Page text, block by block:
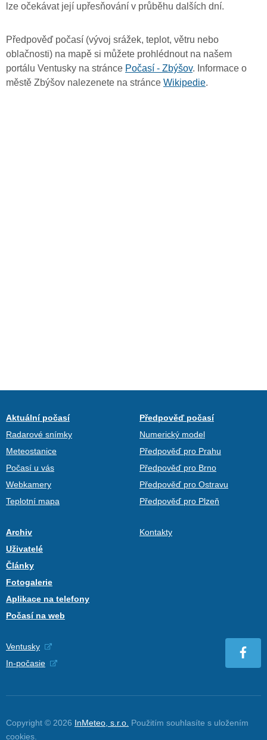
lze očekávat její upřesňování v průběhu dalších dní.
Předpověď počasí (vývoj srážek, teplot, větru nebo
oblačnosti) na mapě si můžete prohlédnout na našem
portálu Ventusky na stránce Počasí - Zbýšov. Informace o
městě Zbýšov nalezenete na stránce Wikipedie.
Aktuální počasí
Radarové snímky
Meteostanice
Počasí u vás
Webkamery
Teplotní mapa
Předpověď počasí
Numerický model
Předpověď pro Prahu
Předpověď pro Brno
Předpověď pro Ostravu
Předpověď pro Plzeň
Archiv
Uživatelé
Články
Fotogalerie
Aplikace na telefony
Počasí na web
Kontakty
Ventusky
In-počasie
Copyright © 2026 InMeteo, s.r.o. Použitím souhlasíte s uložením
cookies